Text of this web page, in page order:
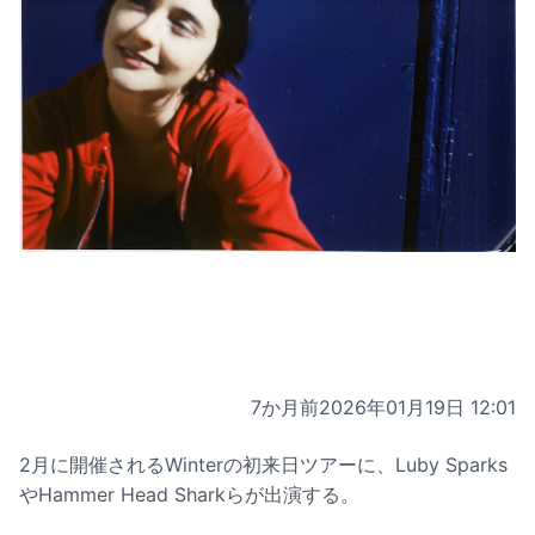
7か月前2026年01月19日 12:01
2月に開催されるWinterの初来日ツアーに、Luby Sparks
やHammer Head Sharkらが出演する。